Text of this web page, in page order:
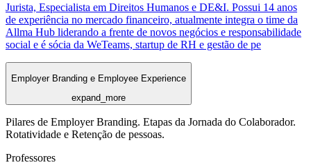
Jurista, Especialista em Direitos Humanos e DE&I. Possui 14 anos
de experiência no mercado financeiro, atualmente integra o time da
Allma Hub liderando a frente de novos negócios e responsabilidade
social e é sócia da WeTeams, startup de RH e gestão de pe
Employer Branding e Employee Experience
expand_more
Pilares de Employer Branding. Etapas da Jornada do Colaborador.
Rotatividade e Retenção de pessoas.
Professores